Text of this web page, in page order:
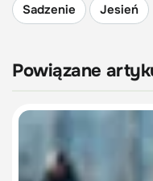
Sadzenie Jesień
Powiązane